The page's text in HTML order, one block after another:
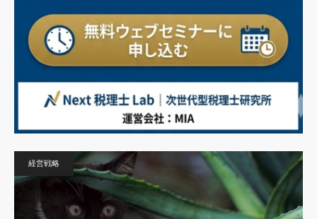
経営戦略